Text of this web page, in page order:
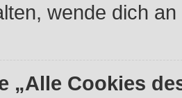
wende dich
„Alle Cookies